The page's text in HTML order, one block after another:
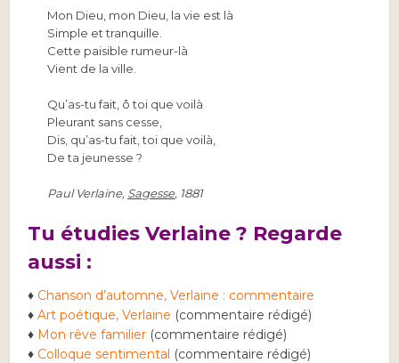
Mon Dieu, mon Dieu, la vie est là
Simple et tranquille.
Cette paisible rumeur-là
Vient de la ville.
Qu’as-tu fait, ô toi que voilà
Pleurant sans cesse,
Dis, qu’as-tu fait, toi que voilà,
De ta jeunesse ?
Paul Verlaine, Sagesse, 1881
Tu étudies Verlaine ? Regarde
aussi :
♦ Chanson d’automne, Verlaine : commentaire
♦Art poétique, Verlaine (commentaire rédigé)
♦ Mon rêve familier (commentaire rédigé)
♦ Colloque sentimental (commentaire rédigé)